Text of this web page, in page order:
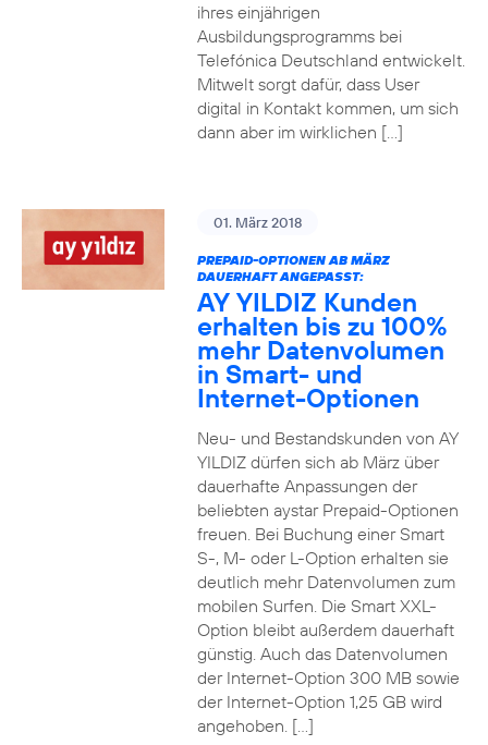
ihres einjährigen
Ausbildungsprogramms bei
Telefónica Deutschland entwickelt.
Mitwelt sorgt dafür, dass User
digital in Kontakt kommen, um sich
dann aber im wirklichen […]
01. März 2018
PREPAID-OPTIONEN AB MÄRZ
DAUERHAFT ANGEPASST:
AY YILDIZ Kunden
erhalten bis zu 100%
mehr Datenvolumen
in Smart- und
Internet-Optionen
Neu- und Bestandskunden von AY
YILDIZ dürfen sich ab März über
dauerhafte Anpassungen der
beliebten aystar Prepaid-Optionen
freuen. Bei Buchung einer Smart
S-, M- oder L-Option erhalten sie
deutlich mehr Datenvolumen zum
mobilen Surfen. Die Smart XXL-
Option bleibt außerdem dauerhaft
günstig. Auch das Datenvolumen
der Internet-Option 300 MB sowie
der Internet-Option 1,25 GB wird
angehoben. […]